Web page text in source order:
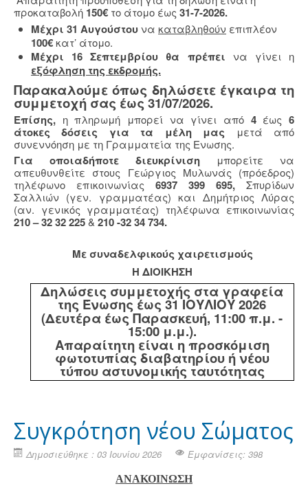
προκαταβολή 150€ το άτομο έως 31-7-2026.
Μέχρι 31 Αυγούστουνα καταβληθούν επιπλέον
100€κατ’ άτομο.
Μέχρι 16 Σεπτεμβρίου θα πρέπει να γίνει η
εξόφληση της εκδρομής.
Παρακαλούμε όπως δηλώσετε έγκαιρα τη
συμμετοχή σας έως 31/07/2026.
Επίσης, η πληρωμή μπορεί να γίνει από 4 έως6
άτοκες δόσεις για τα μέλη μας
μετά από
συνεννόηση με τη Γραμματεία της Ενωσης.
Για οποιαδήποτε διευκρίνιση
μπορείτε να
απευθυνθείτε στους Γεώργιος Μυλωνάς (πρόεδρος)
τηλέφωνο επικοινωνίας 6937 399 695, Σπυρίδων
Σαλλιών (γεν. γραμματέας) και Δημήτριος Λύρας
(αν. γενικός γραμματέας) τηλέφωνα επικοινωνίας
210 – 32 32 225& 210 -32 34 734.
Με συναδελφικούς χαιρετισμούς
Η ΔΙΟΙΚΗΣΗ
Δηλώσεις συμμετοχής στα γραφεία
της Ένωσης έως 31 ΙΟΥΛΙΟΥ 2026
(Δευτέρα έως Παρασκευή, 11:00 π.μ. -
15:00 μ.μ.).
Απαραίτητη είναι η προσκόμιση
φωτοτυπίας διαβατηρίου ή νέου
τύπου αστυνομικής ταυτότητας
Συγκρότηση νέου Σώματος
Δημοσιεύθηκε : 03 Ιουνίου 2026 Εμφανίσεις: 398
ΑΝΑΚΟΙΝΩΣΗ